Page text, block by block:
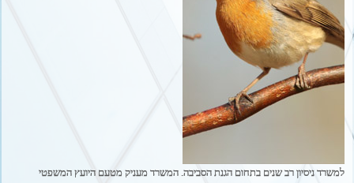
למשרד ניסיון רב שנים בתחום הגנת הסביבה. המשרד מעניק מטעם היועץ המשפטי